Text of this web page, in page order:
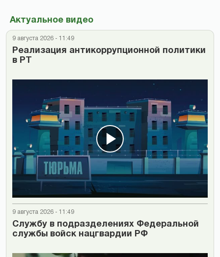
Актуальное видео
9 августа 2026 - 11:49
Реализация антикоррупционной политики
в РТ
9 августа 2026 - 11:49
Cлужбу в подразделениях Федеральной
службы войск нацгвардии РФ